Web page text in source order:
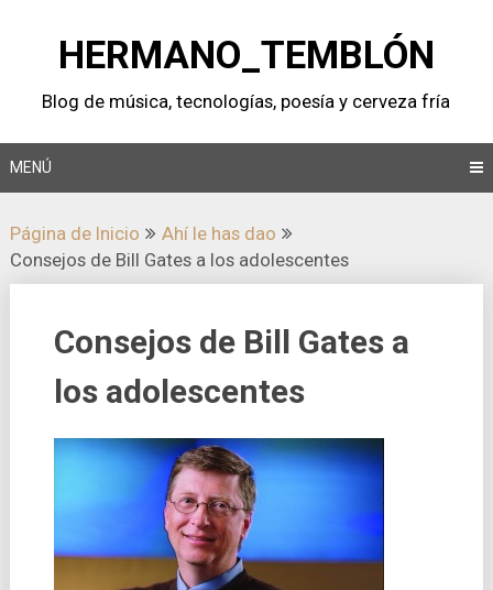
contenidoHERMANO_TEMBLÓN
Blog de música, tecnologí­as, poesí­a y cerveza frí­a
MENÚ
Página de Inicio
Ahí­ le has dao
Consejos de Bill Gates a los adolescentes
Consejos de Bill Gates a
los adolescentes